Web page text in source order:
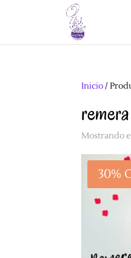
Inicio/
Mostrando
30%